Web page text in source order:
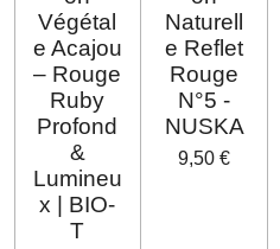
Végétal
e Acajou
– Rouge
Ruby
Profond
&
Lumineu
x | BIO-
T
Naturell
e Reflet
Rouge
N°5 -
NUSKA
9,50 €